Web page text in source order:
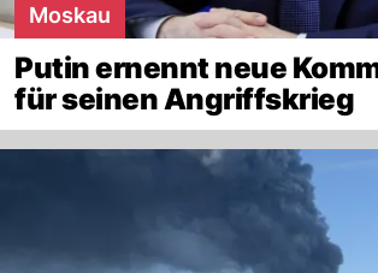
Moskau
Putin ernennt neue
für seinen Angriffskrieg